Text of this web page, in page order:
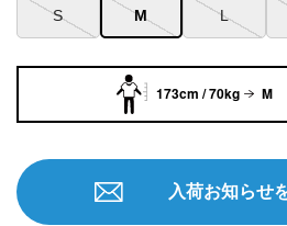
S M L
入荷お知らせ
173cm / 70kg M